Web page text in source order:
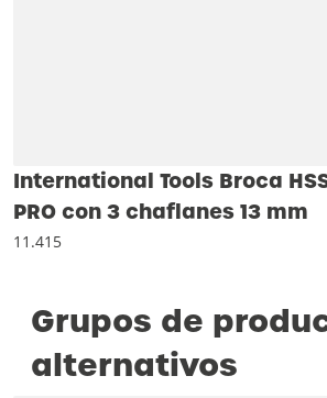
International Tools Broca
PRO con 3 chaflanes 13 mm
11.415
Grupos de
alternativos